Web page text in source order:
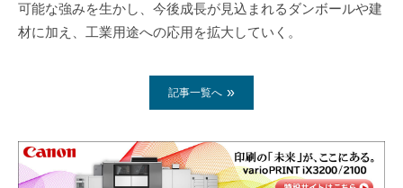
可能な強みを生かし、今後成長が見込まれるダンボールや建
材に加え、工業用途への応用を拡大していく。
記事一覧へ